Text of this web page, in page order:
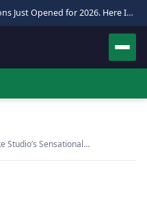
Pakistan Hajj Applications Just Opened for 2026. Here Is the Full Process.
Studio’s Sensational…